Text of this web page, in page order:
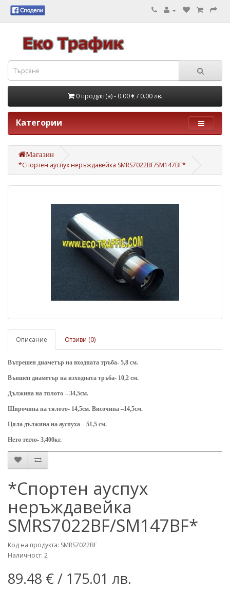
0 продукт(а) - 0.00 €/ 0.00 лв.
Категории
Магазин
*Спортен ауспух неръждавейка SMRS7022BF/SM147BF*
Описание Отзиви (0)
Вътрешен диаметър на входната тръба- 5,8 см.
Външен диаметър на изходната тръба- 10,2 см.
Дължина на тялото – 34,5см.
Широчина на тялото- 14,5см. Височина –14,5см.
Цяла дължина на ауспуха – 51,5 см.
Нето тегло- 3,400кг.
*Спортен ауспух
неръждавейка
SMRS7022BF/SM147BF*
Код на продукта: SMRS7022BF
Наличност: 2
89.48 €/ 175.01 лв.